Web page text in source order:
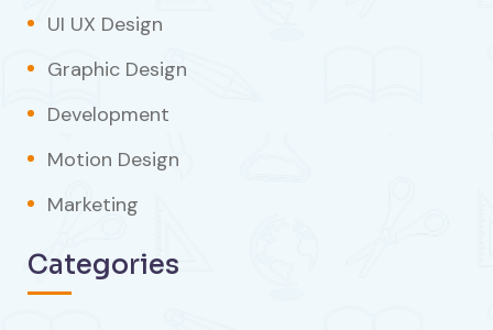
UI UX Design
Graphic Design
Development
Motion Design
Marketing
Categories